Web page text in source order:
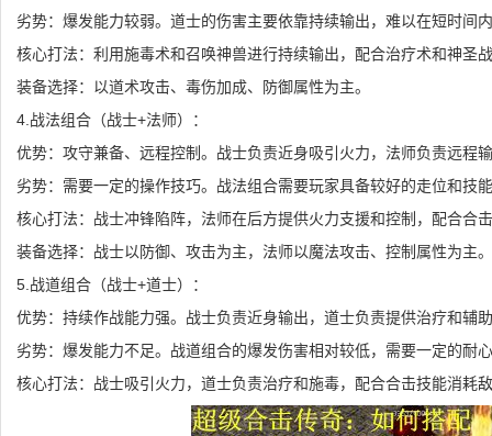
劣势：爆发能力较弱。道士的伤害主要依靠持续输出，难以在短时间
核心打法：利用施毒术和召唤神兽进行持续输出，配合治疗术和神圣
装备选择：以道术攻击、毒伤加成、防御属性为主。
4.战法组合（战士+法师）：
优势：攻守兼备、远程控制。战士负责近身吸引火力，法师负责远程
劣势：需要一定的操作技巧。战法组合需要玩家具备较好的走位和技
核心打法：战士冲锋陷阵，法师在后方提供火力支援和控制，配合合
装备选择：战士以防御、攻击为主，法师以魔法攻击、控制属性为主。
5.战道组合（战士+道士）：
优势：持续作战能力强。战士负责近身输出，道士负责提供治疗和辅
劣势：爆发能力不足。战道组合的爆发伤害相对较低，需要一定的耐
核心打法：战士吸引火力，道士负责治疗和施毒，配合合击技能消耗